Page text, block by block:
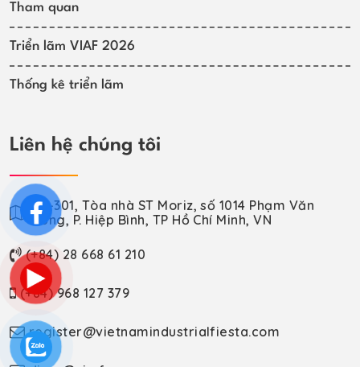
Tham quan
Triển lãm VIAF 2026
Thống kê triển lãm
Liên hệ chúng tôi
VP-301, Tòa nhà ST Moriz, số 1014 Phạm Văn
Đồng, P. Hiệp Bình, TP Hồ Chí Minh, VN
(+84) 28 668 61 210
(+84) 968 127 379
register@vietnamindustrialfiesta.com